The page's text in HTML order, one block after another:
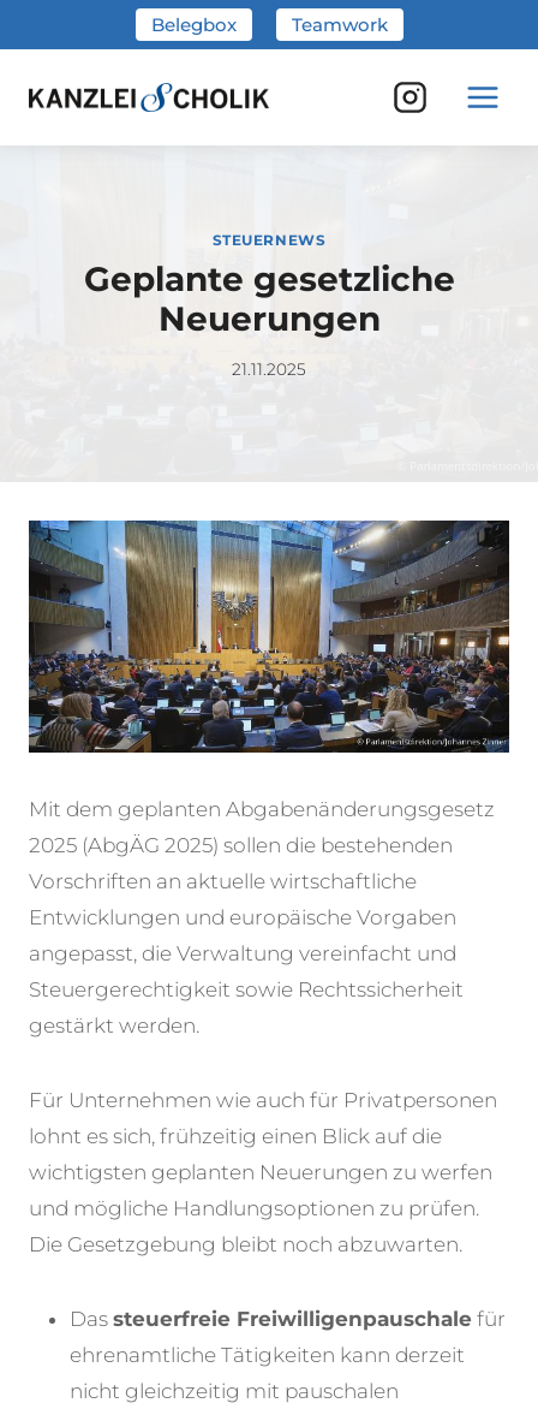
Inhalt
springen
Belegbox Teamwork
STEUERNEWS
Geplante gesetzliche
Neuerungen
21.11.2025
Mit dem geplanten Abgabenänderungsgesetz
2025 (AbgÄG 2025) sollen die bestehenden
Vorschriften an aktuelle wirtschaftliche
Entwicklungen und europäische Vorgaben
angepasst, die Verwaltung vereinfacht und
Steuergerechtigkeit sowie Rechtssicherheit
gestärkt werden.
Für Unternehmen wie auch für Privatpersonen
lohnt es sich, frühzeitig einen Blick auf die
wichtigsten geplanten Neuerungen zu werfen
und mögliche Handlungsoptionen zu prüfen.
Die Gesetzgebung bleibt noch abzuwarten.
Das steuerfreie Freiwilligenpauschale für
ehrenamtliche Tätigkeiten kann derzeit
nicht gleichzeitig mit pauschalen